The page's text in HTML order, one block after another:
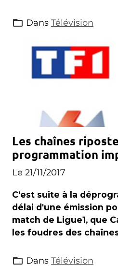
Dans Télévision
Les chaînes
programmation
Canal+
Le 21/11/2017
C'est suite à la
délai d'une émission
match de Ligue1, que
les foudres des
Dans Télévision